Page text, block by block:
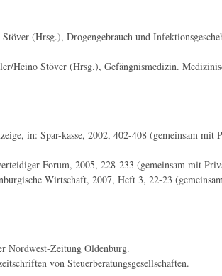
(Hrsg.), Drogengebrauch und
Heino Stöver (Hrsg.), Gefängnismedizin.
in: Spar-kasse, 2002, 402-408 (gemeinsam mit
Forum, 2005, 228-233 (gemeinsam mit
Wirtschaft, 2007, Heft 3, 22-23
Nordwest-Zeitung Oldenburg.
von Steuerberatungsgesellschaften.